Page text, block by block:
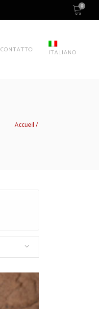
0
CONTATTO ITALIANO
Accueil